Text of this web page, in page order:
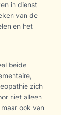
in dienst
van de
en het
beide
zich
niet alleen
ook van